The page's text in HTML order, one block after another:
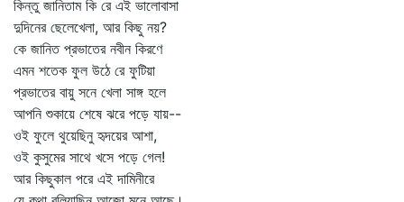
কিন্তু জানিতাম কি রে এই ভালোবাসা
দুদিনের ছেলেখেলা, আর কিছু নয়?
কে জানিত প্রভাতের নবীন কিরণে
এমন শতেক ফুল উঠে রে ফুটিয়া
প্রভাতের বায়ু সনে খেলা সাঙ্গ হলে
আপনি শুকায়ে শেষে ঝরে পড়ে যায়--
ওই ফুলে থুয়েছিনু হৃদয়ের আশা,
ওই কুসুমের সাথে খসে পড়ে গেল!
আর কিছুকাল পরে এই দামিনীরে